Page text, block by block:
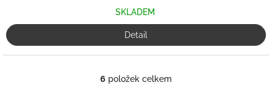
SKLADEM
Detail
O
6 položek celkem